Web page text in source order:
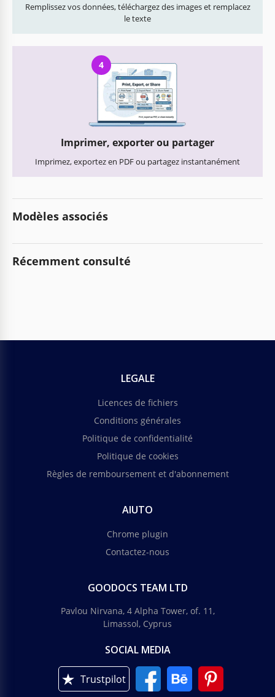
Remplissez vos données, téléchargez des images et remplacez
le texte
4
Imprimer, exporter ou partager
Imprimez, exportez en PDF ou partagez instantanément
Modèles associés
Récemment consulté
LEGALE
Licences de fichiers
Conditions générales
Politique de confidentialité
Politique de cookies
Règles de remboursement et d'abonnement
AIUTO
Chrome plugin
Contactez-nous
GOODOCS TEAM LTD
Pavlou Nirvana, 4 Alpha Tower, of. 11,
Limassol, Cyprus
SOCIAL MEDIA
Trustpilot